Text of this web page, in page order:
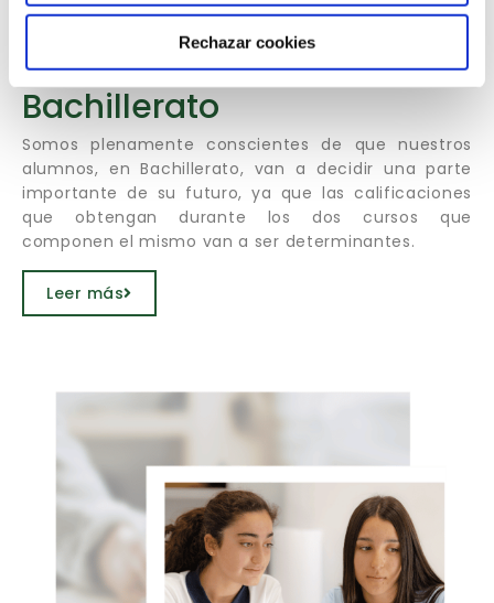
Rechazar cookies
Esfuerzo, respeto y
conocimiento
Bachillerato
Somos plenamente conscientes de que nuestros
alumnos, en Bachillerato, van a decidir una parte
importante de su futuro, ya que las calificaciones
que obtengan durante los dos cursos que
componen el mismo van a ser determinantes.
Leer más